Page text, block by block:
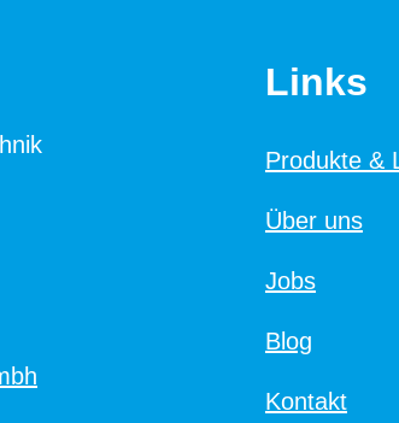
Links
Produkte &
Über uns
Jobs
Blog
Kontakt